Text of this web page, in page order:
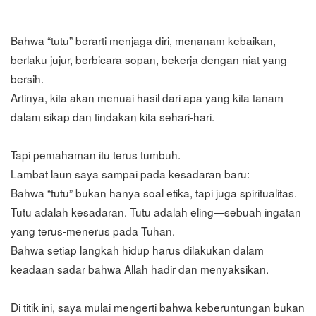
Bahwa “tutu” berarti menjaga diri, menanam kebaikan,
berlaku jujur, berbicara sopan, bekerja dengan niat yang
bersih.
Artinya, kita akan menuai hasil dari apa yang kita tanam
dalam sikap dan tindakan kita sehari-hari.
Tapi pemahaman itu terus tumbuh.
Lambat laun saya sampai pada kesadaran baru:
Bahwa “tutu” bukan hanya soal etika, tapi juga spiritualitas.
Tutu adalah kesadaran. Tutu adalah eling—sebuah ingatan
yang terus-menerus pada Tuhan.
Bahwa setiap langkah hidup harus dilakukan dalam
keadaan sadar bahwa Allah hadir dan menyaksikan.
Di titik ini, saya mulai mengerti bahwa keberuntungan bukan